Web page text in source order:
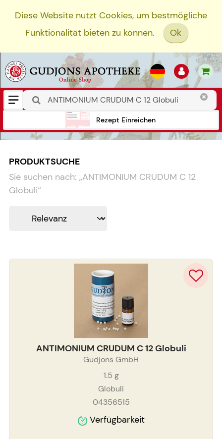
Diese Website nutzt Cookies, um bestmögliche
Funktionalität bieten zu können.
Ok
Rezept Einreichen
PRODUKTSUCHE
Sie suchen nach: „ANTIMONIUM CRUDUM C 12
Globuli“
ANTIMONIUM CRUDUM C 12 Globuli
Gudjons GmbH
1.5 g
Globuli
04356515
Verfügbarkeit